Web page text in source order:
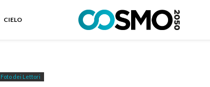
CIELO
Foto dei Lettori